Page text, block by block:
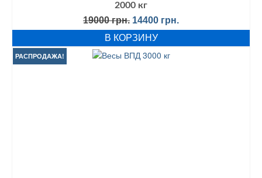
2000 кг
19000грн. Первоначальная
цена
составляла
19000 грн..
14400 грн.Текущая
цена:
В КОРЗИНУ
РАСПРОДАЖА!